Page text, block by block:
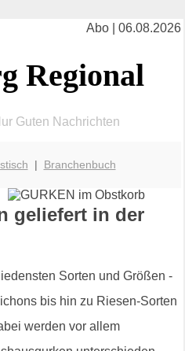
Abo | 06.08.2026
Regional
Guten Nachrichten
| Branchenbuch
geliefert in der
Sorten und Größen -
bis hin zu Riesen-Sorten
werden vor allem